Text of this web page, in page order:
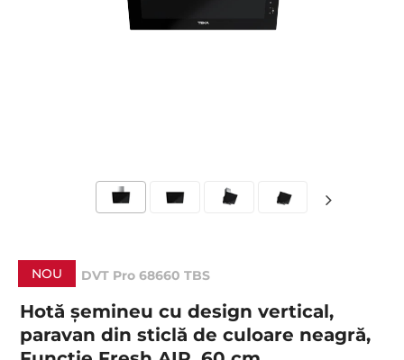
NOU DVT Pro 68660 TBS
Hotă şemineu cu design vertical,
paravan din sticlă de culoare neagră,